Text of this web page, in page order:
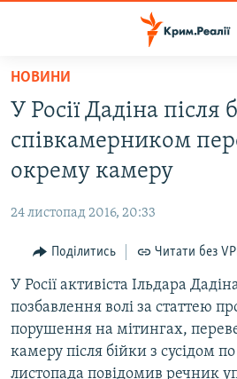
Перейти
основного
матеріалу
до
основної
Перейти
пошуку
ВОДА.КРИМ
ВІДЕО ТА ФОТО
БЛОГИ
ПОГЛЯД
ІНТЕРВ'Ю
СПЕЦПРОЕКТИ
НОВИНИ
У Росії Дадіна після
співкамерником
окрему камеру
24 листопад 2016, 20:33
Поділитись Читати без
У Росії активіста Ільдара
позбавлення волі за статтею
порушення на мітингах,
камеру після бійки з сусідом
листопада повідомив речник